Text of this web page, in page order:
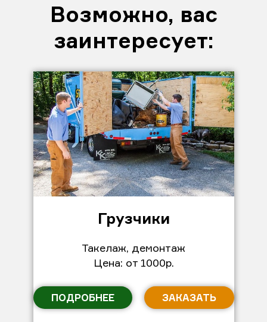
Возможно, вас
заинтересует:
Грузчики
Такелаж, демонтаж
Цена: от 1000р.
ПОДРОБНЕЕ ЗАКАЗАТЬ